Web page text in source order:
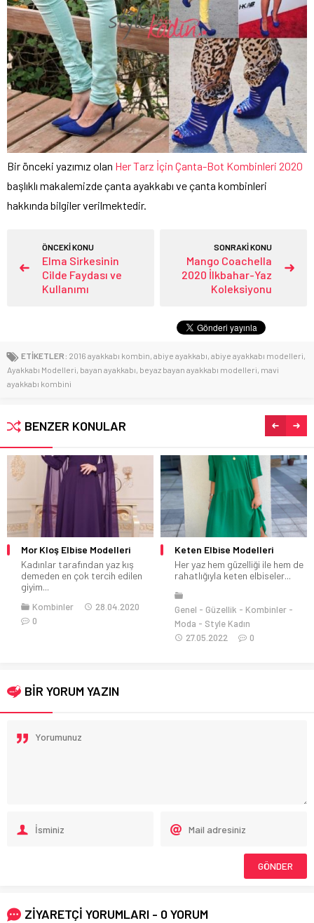
Bir önceki yazımız olan Her Tarz İçin Çanta-Bot Kombinleri 2020
başlıklı makalemizde çanta ayakkabı ve çanta kombinleri
hakkında bilgiler verilmektedir.
ÖNCEKİ KONU
Elma Sirkesinin
Cilde Faydası ve
Kullanımı
SONRAKİ KONU
Mango Coachella
2020 İlkbahar-Yaz
Koleksiyonu
ETİKETLER: 2016 ayakkabı kombin abiye ayakkabı abiye ayakkabı modelleri
Ayakkabı Modelleri bayan ayakkabı beyaz bayan ayakkabı modelleri mavi
ayakkabı kombini
BENZER KONULAR
Keten Elbise Modelleri
Her yaz hem güzelliği ile hem de
rahatlığıyla keten elbiseler...
Genel Güzellik
Kombinler
Moda
2020 Yılına Özel Sokak Giyim
Modası
2020 yılının daha başlarında
içerisinde oldukça kaliteli...
BİR YORUM YAZIN
ZİYARETÇİ YORUMLARI - 0 YORUM